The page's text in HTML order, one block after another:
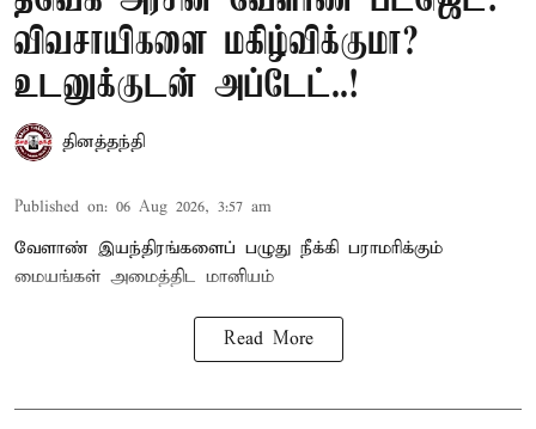
விவசாயிகளை மகிழ்விக்குமா?
உடனுக்குடன் அப்டேட்..!
தினத்தந்தி
Published on: 06 Aug 2026, 3:57 am
வேளாண் இயந்திரங்களைப் பழுது நீக்கி பராமரிக்கும்
மையங்கள் அமைத்திட மானியம்
Read More